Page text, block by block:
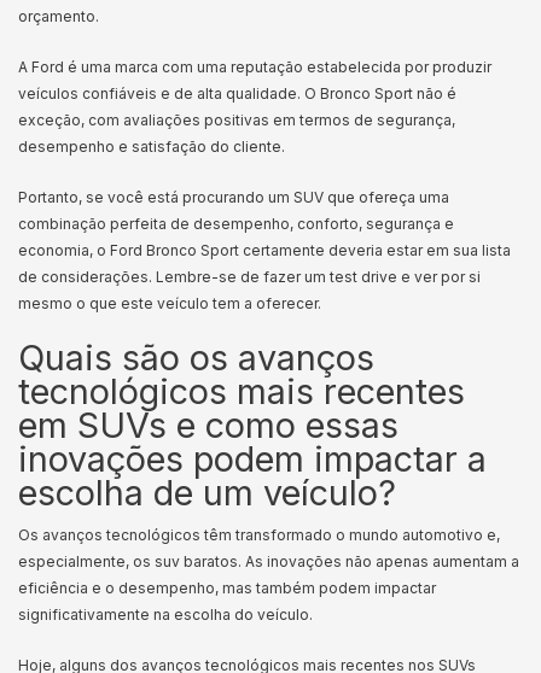
orçamento.
A Ford é uma marca com uma reputação estabelecida por produzir
veículos confiáveis e de alta qualidade. O Bronco Sport não é
exceção, com avaliações positivas em termos de segurança,
desempenho e satisfação do cliente.
Portanto, se você está procurando um SUV que ofereça uma
combinação perfeita de desempenho, conforto, segurança e
economia, o Ford Bronco Sport certamente deveria estar em sua lista
de considerações. Lembre-se de fazer um test drive e ver por si
mesmo o que este veículo tem a oferecer.
Quais são os avanços
tecnológicos mais recentes
em SUVs e como essas
inovações podem impactar a
escolha de um veículo?
Os avanços tecnológicos têm transformado o mundo automotivo e,
especialmente, os suv baratos. As inovações não apenas aumentam a
eficiência e o desempenho, mas também podem impactar
significativamente na escolha do veículo.
Hoje, alguns dos avanços tecnológicos mais recentes nos SUVs